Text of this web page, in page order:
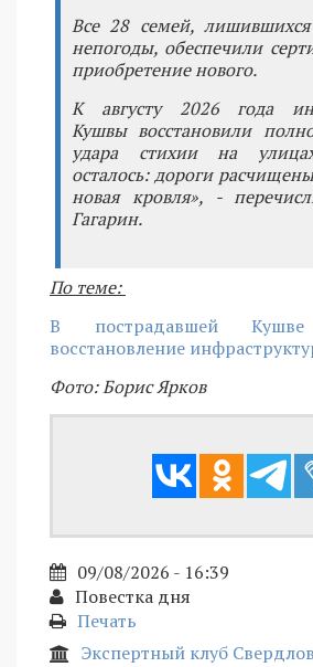
Все 28 семей,
непогоды, обеспечили
приобретение нового.
К августу 2026 года
Кушвы восстановили
удара стихии на
осталось: дороги
новая кровля», -
Гагарин.
По теме:
В пострадавшей Кушве
восстановление
Фото: Борис Ярков
09/08/2026 - 16:39
Повестка дня
Печать
Экспертный клуб